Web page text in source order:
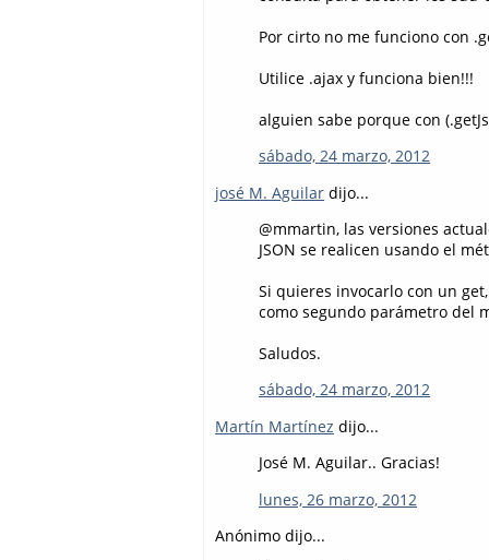
Por cirto no me funciono con
Utilice .ajax y funciona bien!!!
alguien sabe porque con
sábado, 24 marzo, 2012
josé M. Aguilar dijo...
@mmartin, las versiones
JSON se realicen usando el
Si quieres invocarlo con un
como segundo parámetro del
Saludos.
sábado, 24 marzo, 2012
Martín Martínez dijo...
José M. Aguilar.. Gracias!
lunes, 26 marzo, 2012
Anónimo dijo...